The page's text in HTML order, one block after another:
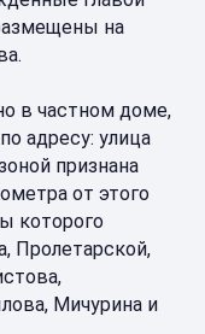
на
в частном доме,
адресу: улица
признана
от этого
которого
Пролетарской,
Мичурина и